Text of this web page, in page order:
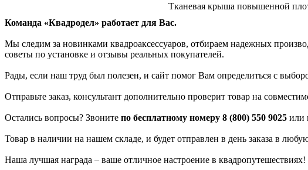
Тканевая крыша повышенной
Команда «Квадродел» работает для Вас.
Мы следим за новинками квадроаксессуаров, отбираем надежных
советы по установке и отзывы реальных покупателей.
Рады, если наш труд был полезен, и сайт помог Вам определиться с
Отправьте заказ, консультант дополнительно проверит товар на
Остались вопросы? Звоните по бесплатному номеру 8 (800) 550 9025 или
Товар в наличии на нашем складе, и будет отправлен в день заказа в
Наша лучшая награда – ваше отличное настроение в квадропутешествиях!